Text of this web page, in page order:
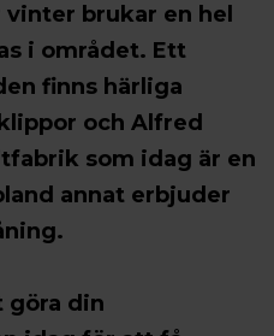
brukar en hel
i området. Ett
finns härliga
och Alfred
som idag är en
annat erbjuder
göra din